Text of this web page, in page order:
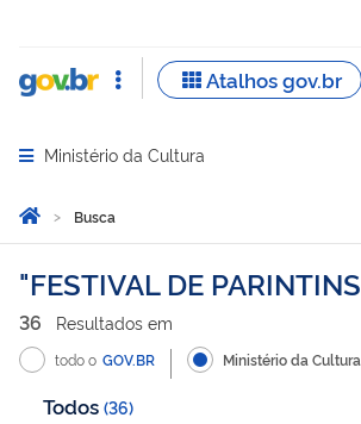
Abrir menu principal de navegação
Ministério da Cultura
Você está aqui:
Página Inicial
Busca
Busca
FESTIVAL DE PARINTINS
36 Resultados em
todo o GOV.BR Ministério da Cultura
Todos (36)